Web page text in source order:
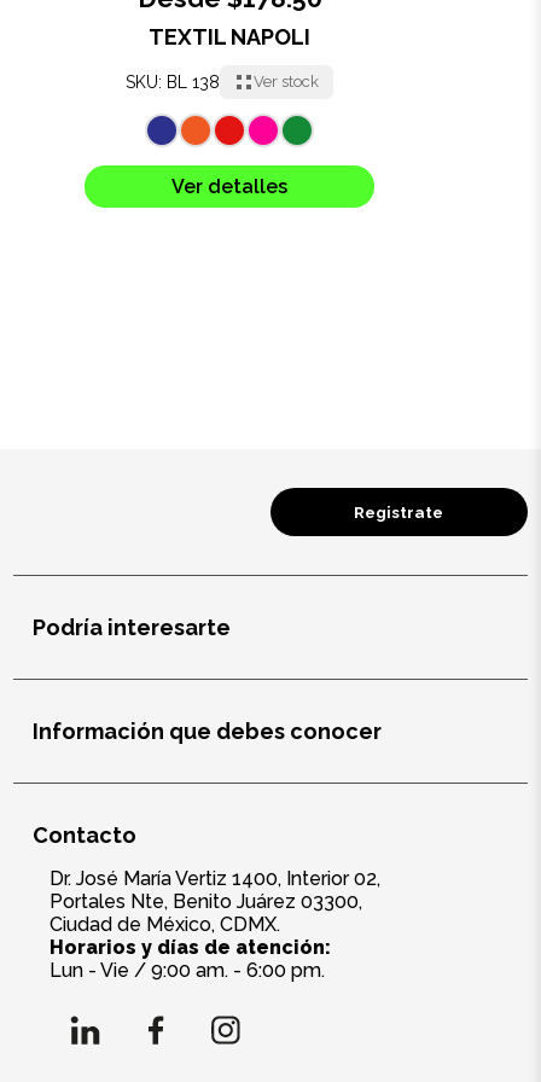
Ecológicos
Tecnología
Mascotas
Sublimación
TEXTIL NAPOLI
SKU: BL 138 Ver stock
Ver detalles
Registrate
Podría interesarte
Información que debes conocer
Contacto
Dr. José María Vertiz 1400, Interior 02,
Portales Nte, Benito Juárez 03300,
Ciudad de México, CDMX.
Horarios y días de atención:
Lun - Vie / 9:00 am. - 6:00 pm.